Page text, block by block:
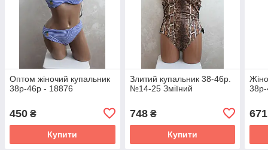
Оптом жіночий купальник
38р-46р - 18876
450 ₴
Купити
Злитий купальник 38-46р.
№14-25 Зміїний
748₴
Купити
671